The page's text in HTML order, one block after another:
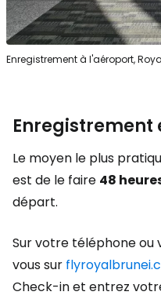
Enregistrement à l'aéroport,
Enregistrement
Le moyen le plus
est de le faire 48
départ.
Sur votre téléphone
vous sur
Check-in et entrez